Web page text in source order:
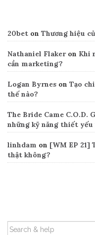
20bet on Thương hiệu
Nathaniel Flakeron Khi
cần marketing?
Logan Byrnes on Tạo
thế nào?
The Bride Came C.O.D.
những kỹ năng thiết yếu
linhdam on [WM EP 21]
thật không?
SEARCH